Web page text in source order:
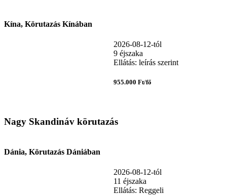
Kína, Körutazás Kínában
2026-08-12-tól
9 éjszaka
Ellátás: leírás szerint
955.000 Ft/fő
Nagy Skandináv körutazás
Dánia, Körutazás Dániában
2026-08-12-tól
11 éjszaka
Ellátás: Reggeli